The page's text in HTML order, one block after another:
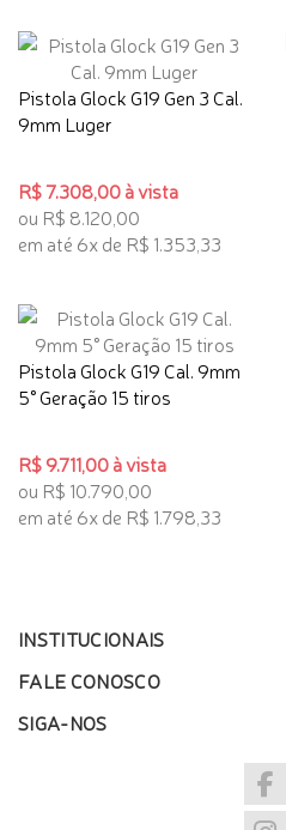
Pistola Glock G19 Gen 3 Cal.
9mm Luger
R$ 7.308,00 à vista
ou R$ 8.120,00
em até 6x de R$ 1.353,33
Pistola Glock G19 Cal. 9mm
5° Geração 15 tiros
R$ 9.711,00 à vista
ou R$ 10.790,00
em até 6x de R$ 1.798,33
INSTITUCIONAIS
FALE CONOSCO
SIGA-NOS